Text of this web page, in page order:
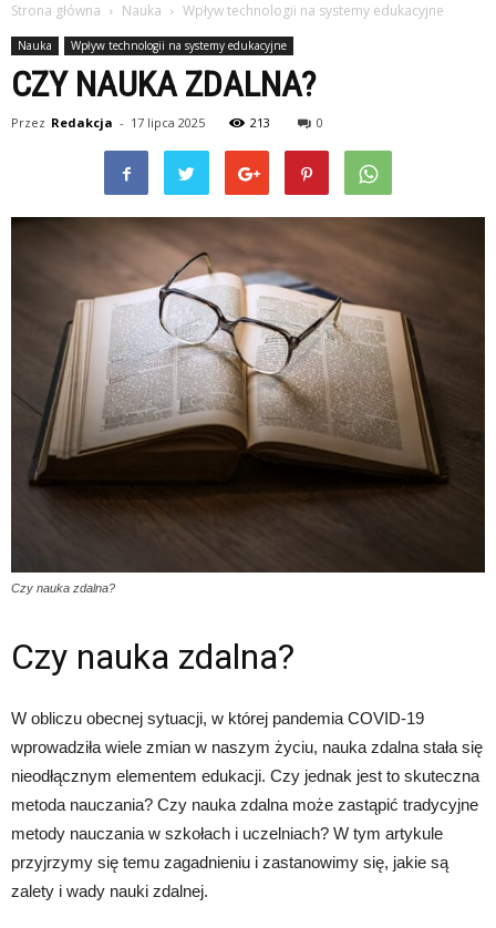
Strona główna Nauka Wpływ technologii na systemy edukacyjne
Nauka Wpływ technologii na systemy edukacyjne
CZY NAUKA ZDALNA?
Przez Redakcja - 17 lipca 2025 213 0
Czy nauka zdalna?
Czy nauka zdalna?
W obliczu obecnej sytuacji, w której pandemia COVID-19
wprowadziła wiele zmian w naszym życiu, nauka zdalna stała się
nieodłącznym elementem edukacji. Czy jednak jest to skuteczna
metoda nauczania? Czy nauka zdalna może zastąpić tradycyjne
metody nauczania w szkołach i uczelniach? W tym artykule
przyjrzymy się temu zagadnieniu i zastanowimy się, jakie są
zalety i wady nauki zdalnej.